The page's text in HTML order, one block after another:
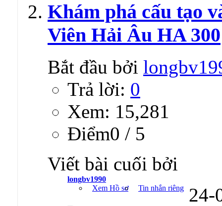
Khám phá cấu tạo
Viên Hải Âu HA 300
Bắt đầu bởi
Trả lời: 0
Xem: 15,281
Ðiểm0 / 5
Viết bài cuối bởi
longbv1990
Xem Hồ sơ
Tin nhắn riêng 24-